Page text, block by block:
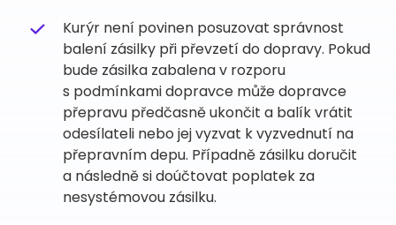
Kurýr není povinen posuzovat správnost
balení zásilky při převzetí do dopravy. Pokud
bude zásilka zabalena v rozporu
s podmínkami dopravce může dopravce
přepravu předčasně ukončit a balík vrátit
odesílateli nebo jej vyzvat k vyzvednutí na
přepravním depu. Případně zásilku doručit
a následně si doúčtovat poplatek za
nesystémovou zásilku.